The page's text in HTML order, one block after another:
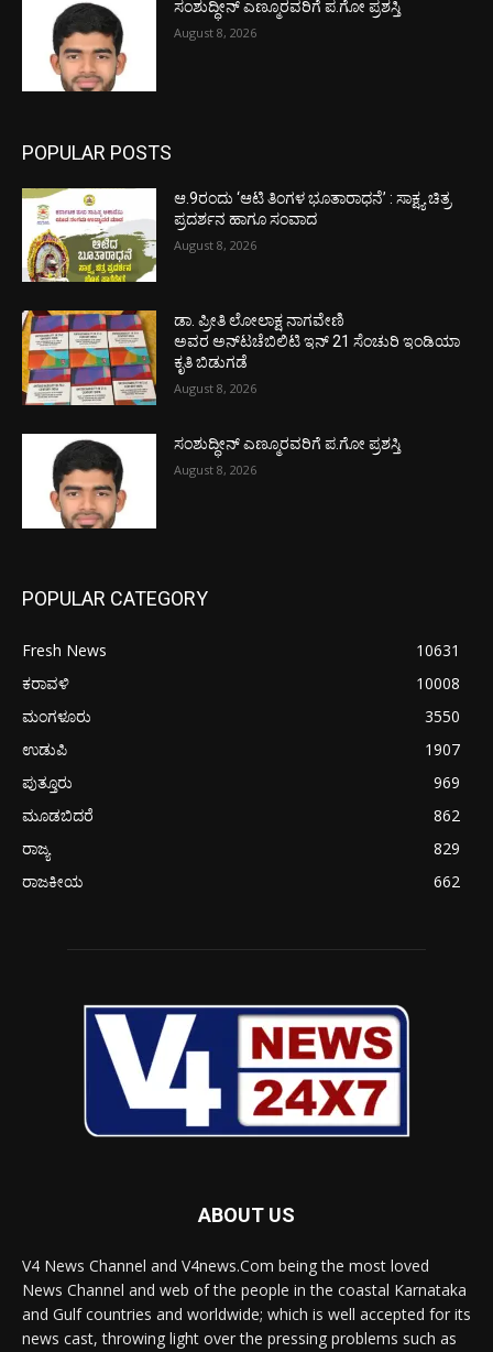
ಸಂಶುದ್ಧೀನ್ ಎಣ್ಮೂರವರಿಗೆ ಪ.ಗೋ ಪ್ರಶಸ್ತಿ
August 8, 2026
POPULAR POSTS
ಆ.9ರಂದು ‘ಆಟಿ ತಿಂಗಳ ಭೂತಾರಾಧನೆ’ : ಸಾಕ್ಷ್ಯ ಚಿತ್ರ
ಪ್ರದರ್ಶನ ಹಾಗೂ ಸಂವಾದ
August 8, 2026
ಡಾ. ಪ್ರೀತಿ ಲೋಲಾಕ್ಷ ನಾಗವೇಣಿ
ಅವರ ಅನ್‌ಟಚೆಬಿಲಿಟಿ ಇನ್ 21 ಸೆಂಚುರಿ ಇಂಡಿಯಾ
ಕೃತಿ ಬಿಡುಗಡೆ
August 8, 2026
ಸಂಶುದ್ಧೀನ್ ಎಣ್ಮೂರವರಿಗೆ ಪ.ಗೋ ಪ್ರಶಸ್ತಿ
August 8, 2026
POPULAR CATEGORY
Fresh News
10631
ಕರಾವಳಿ
10008
ಮಂಗಳೂರು
3550
ಉಡುಪಿ
1907
ಪುತ್ತೂರು
969
ಮೂಡಬಿದರೆ
862
ರಾಜ್ಯ
829
ರಾಜಕೀಯ
662
ABOUT US
V4 News Channel and V4news.Com being the most loved
News Channel and web of the people in the coastal Karnataka
and Gulf countries and worldwide; which is well accepted for its
news cast, throwing light over the pressing problems such as